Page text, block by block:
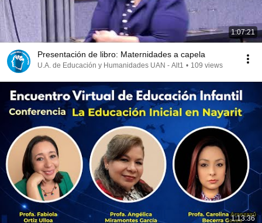
1:07:21
Presentación de libro: Maternidades a capela
U.A. de Educación y Humanidades UAN - Alt1 • 109 views
1:13:36